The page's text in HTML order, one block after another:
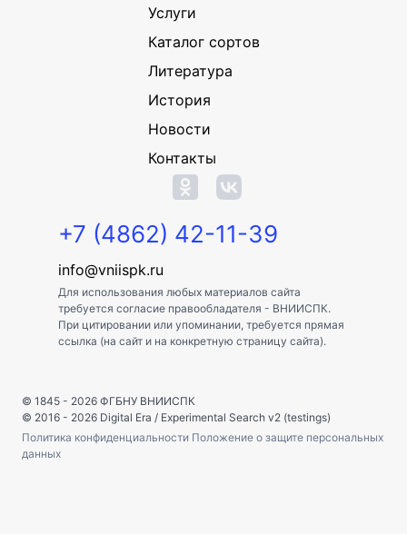
Услуги
Каталог сортов
Литература
История
Новости
Контакты
+7 (4862) 42-11-39
info@vniispk.ru
Для использования любых материалов сайта
требуется согласие правообладателя - ВНИИСПК.
При цитировании или упоминании, требуется прямая
ссылка (на сайт и на конкретную страницу сайта).
© 1845 - 2026 ФГБНУ ВНИИСПК
© 2016 - 2026 Digital Era / Experimental Search v2 (testings)
Политика конфиденциальности Положение о защите персональных
данных